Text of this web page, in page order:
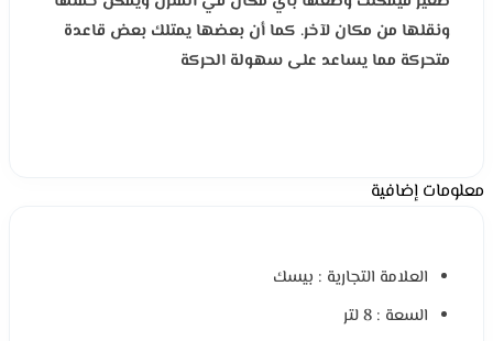
ونقلها من مكان لآخر. كما أن بعضها يمتلك بعض قاعدة
متحركة مما يساعد على سهولة الحركة
معلومات إضافية
العلامة التجارية : بيسك
السعة : 8 لتر